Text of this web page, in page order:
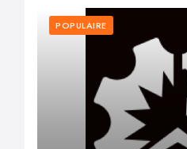
POPULAIRE